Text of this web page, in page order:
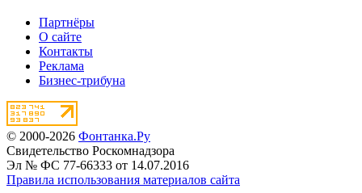
Партнёры
О сайте
Контакты
Реклама
Бизнес-трибуна
© 2000-2026 Фонтанка.Ру
Свидетельство Роскомнадзора
Эл № ФС 77-66333 от 14.07.2016
Правила использования материалов сайта